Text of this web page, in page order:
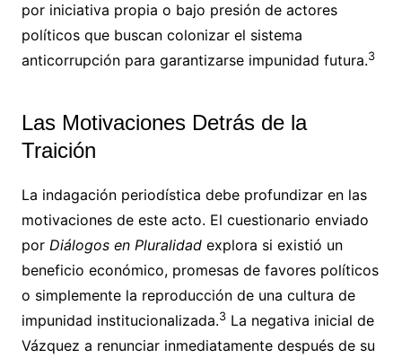
por iniciativa propia o bajo presión de actores
políticos que buscan colonizar el sistema
anticorrupción para garantizarse impunidad futura.3
Las Motivaciones Detrás de la
Traición
La indagación periodística debe profundizar en las
motivaciones de este acto. El cuestionario enviado
por Diálogos en Pluralidadexplora si existió un
beneficio económico, promesas de favores políticos
o simplemente la reproducción de una cultura de
impunidad institucionalizada.3La negativa inicial de
Vázquez a renunciar inmediatamente después de su